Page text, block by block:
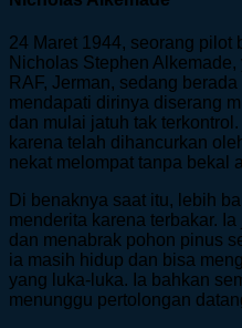
24 Maret 1944, seorang pilot
Nicholas Stephen
RAF, Jerman, sedang
mendapati dirinya diserang
dan mulai jatuh tak
karena telah dihancurkan
nekat melompat tanpa bekal
Di benaknya saat itu, lebih
menderita karena terbakar.
dan menabrak pohon pinus
ia masih hidup dan bisa
yang luka-luka. Ia bahkan
menunggu pertolongan